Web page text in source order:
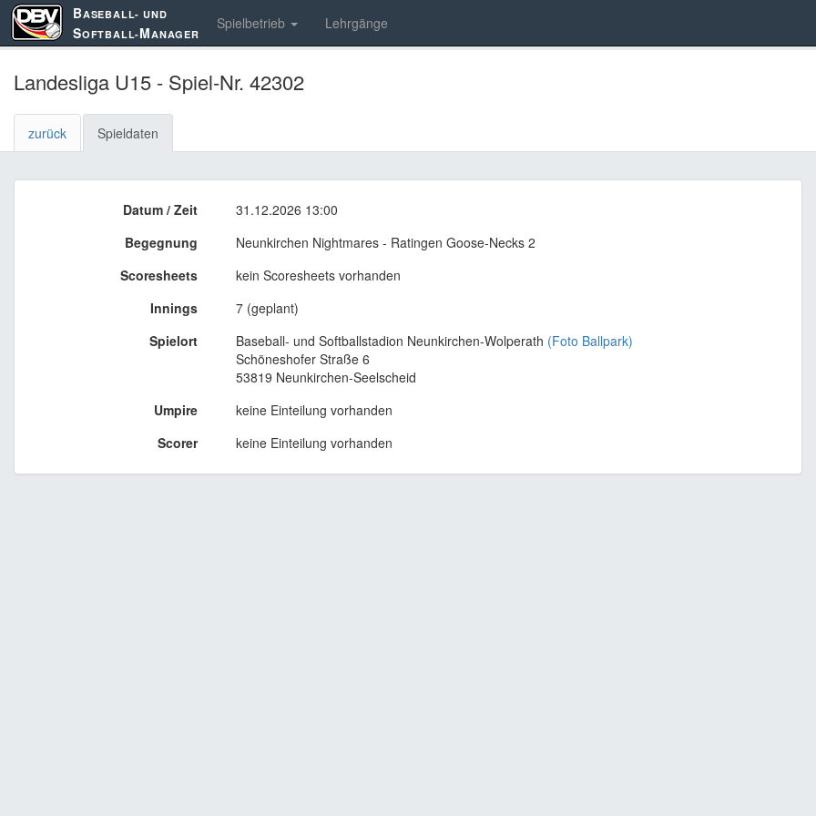
BASEBALL- UND
SOFTBALL-MANAGER
Spielbetrieb Lehrgänge
Landesliga U15 - Spiel-Nr. 42302
zurück Spieldaten
Datum / Zeit
31.12.2026 13:00
Begegnung
Neunkirchen Nightmares - Ratingen Goose-Necks 2
Scoresheets
kein Scoresheets vorhanden
Innings
7 (geplant)
Spielort
Baseball- und Softballstadion Neunkirchen-Wolperath (Foto Ballpark)
Schöneshofer Straße 6
53819 Neunkirchen-Seelscheid
Umpire
keine Einteilung vorhanden
Scorer
keine Einteilung vorhanden